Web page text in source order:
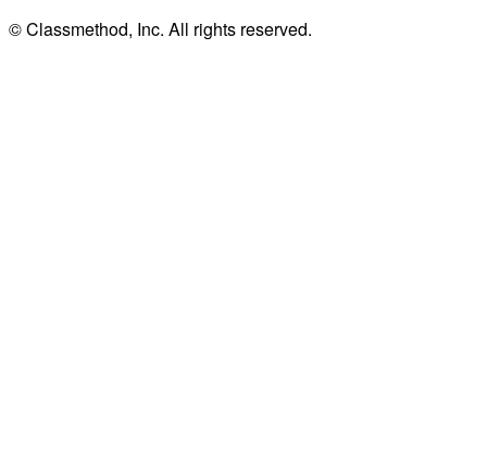
© Classmethod, Inc. All rights reserved.